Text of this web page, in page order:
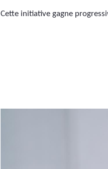
Cette initiative gagne